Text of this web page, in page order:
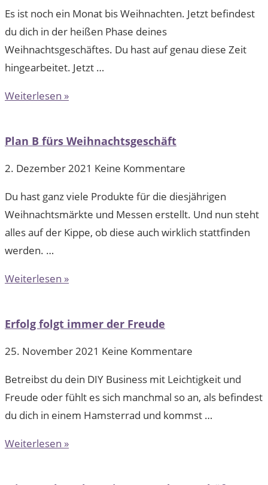
Es ist noch ein Monat bis Weihnachten. Jetzt befindest
du dich in der heißen Phase deines
Weihnachtsgeschäftes. Du hast auf genau diese Zeit
hingearbeitet. Jetzt …
Weiterlesen »
Plan B fürs Weihnachtsgeschäft
2. Dezember 2021 Keine Kommentare
Du hast ganz viele Produkte für die diesjährigen
Weihnachtsmärkte und Messen erstellt. Und nun steht
alles auf der Kippe, ob diese auch wirklich stattfinden
werden. …
Weiterlesen »
Erfolg folgt immer der Freude
25. November 2021 Keine Kommentare
Betreibst du dein DIY Business mit Leichtigkeit und
Freude oder fühlt es sich manchmal so an, als befindest
du dich in einem Hamsterrad und kommst …
Weiterlesen »